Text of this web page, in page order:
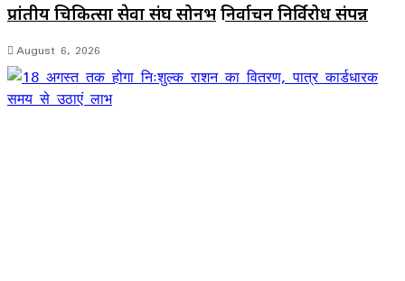
प्रांतीय चिकित्सा सेवा संघ सोनभद्र निर्वाचन निर्विरोध संपन्न
August 6, 2026